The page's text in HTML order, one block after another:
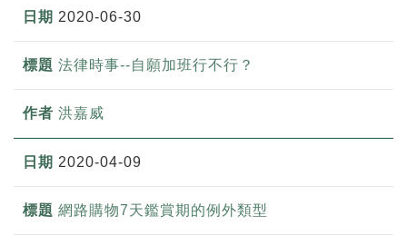
2020-06-30
法律時事--自願加班行不行？
洪嘉威
2020-04-09
網路購物7天鑑賞期的例外類型